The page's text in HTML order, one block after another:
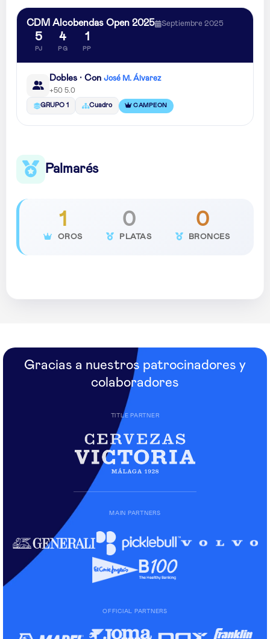
CDM Alcobendas Open 2025 Septiembre 2025
5
PJ
4
PG
1
PP
Dobles · Con José M. Álvarez
+50 5.0
GRUPO 1 Cuadro CAMPEON
Palmarés
1
OROS
0
PLATAS
0
BRONCES
Gracias a nuestros patrocinadores y
colaboradores
TITLE PARTNER
MAIN PARTNERS
OFFICIAL PARTNERS